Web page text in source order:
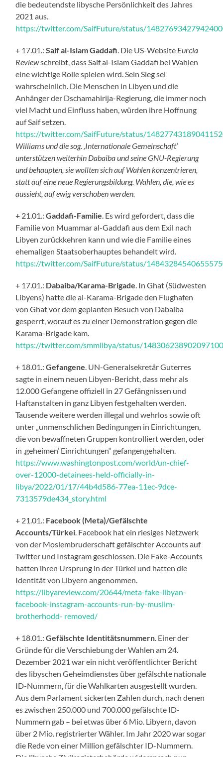
die bedeutendste libysche Persönlichkeit des Jahres
2021 aus.
https://twitter.com/SaifFuture/status/
+ 17.01.:Saif al-Islam Gaddafi . Die US-Website Eurcia
Reviewschreibt, dass Saif al-Islam Gaddafi bei Wahlen
eine wichtige Rolle spielen wird. Sein Sieg sei
wahrscheinlich. Die Menschen in Libyen und die
Anhänger der Dschamahirija-Regierung, die immer noch
viel Macht und Einfluss haben, würden ihre Hoffnung
auf Saif setzen.
https://twitter.com/SaifFuture/status/
Williams und die sog. ‚Internationale Gemeinschaft‘
unterstützen weiterhin Dabaiba und seine GNU-Regierung
und behaupten, sie wollten sich auf Wahlen konzentrieren,
statt auf eine neue Regierungsbildung. Wahlen, die, wie es
aussieht, auf ewig verschoben werden.
+ 21.01.:Gaddafi-Familie . Es wird gefordert, dass die
Familie von Muammar al-Gaddafi aus dem Exil nach
Libyen zurückkehren kann und wie die Familie eines
ehemaligen Staatsoberhauptes behandelt wird.
https://twitter.com/SaifFuture/status/
+ 17.01.: Dabaiba/Karama-Brigade . In Ghat (Südwesten
Libyens) hatte die al-Karama-Brigade den Flughafen
von Ghat vor dem geplanten Besuch von Dabaiba
gesperrt, worauf es zu einer Demonstration gegen die
Karama-Brigade kam.
https://twitter.com/smmlibya/status/
+ 18.01.:Gefangene . UN-Generalsekretär Guterres
sagte in einem neuen Libyen-Bericht, dass mehr als
12.000 Gefangene offiziell in 27 Gefängnissen und
Haftanstalten in ganz Libyen festgehalten werden.
Tausende weitere werden illegal und wehrlos sowie oft
unter „unmenschlichen Bedingungen in Einrichtungen,
die von bewaffneten Gruppen kontrolliert werden, oder
in ‚geheimen‘ Einrichtungen“ gefangengehalten.
https://www.washingtonpost.com/world/un-chief-
over-12000-detainees-held-officially-in-
libya/2022/01/17/44b4d586-77ea-11ec-9dce-
7313579de434_story.html
+ 21.01.: Facebook (Meta)/Gefälschte
Accounts/Türkei . Facebook hat ein riesiges Netzwerk
von der Moslembruderschaft gefälschter Accounts auf
Twitter und Instagram geschlossen. Die Fake-Accounts
hatten ihren Ursprung in der Türkei und hatten die
Identität von Libyern angenommen.
https://libyareview.com/20644/meta-fake-libyan-
facebook-instagram-accounts-run-by-muslim-
brotherhodd- removed/
+ 18.01.:Gefälschte Identitätsnummern . Einer der
Gründe für die Verschiebung der Wahlen am 24.
Dezember 2021 war ein nicht veröffentlichter Bericht
des libyschen Geheimdienstes über gefälschte nationale
ID-Nummern, für die Wahlkarten ausgestellt wurden.
Aus dem Parlament sickerten Zahlen durch, nach denen
es zwischen 250.000 und 700.000 gefälschte ID-
Nummern gab – bei etwas über 6 Mio. Libyern, davon
über 2 Mio. registrierter Wähler. Im Jahr 2020 war sogar
die Rede von einer Million gefälschter ID-Nummern.